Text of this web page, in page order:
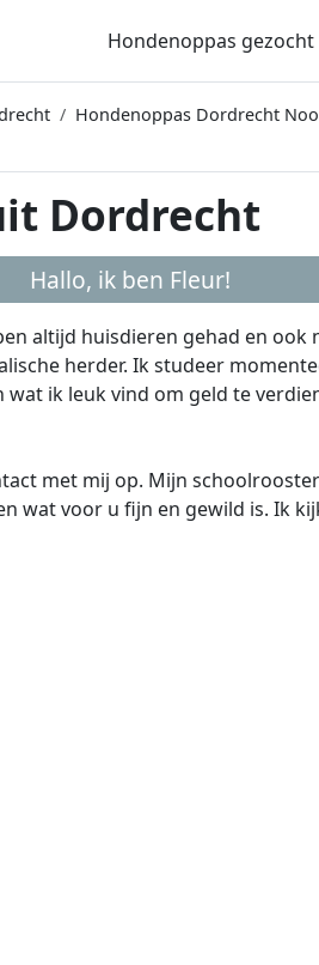
Hondenoppas gezocht
Hondenoppas Dordrecht
Dordrecht
Hallo, ik ben Fleur!
altijd huisdieren gehad en ook
herder. Ik studeer
ik leuk vind om geld te
met mij op. Mijn
wat voor u fijn en gewild is. Ik